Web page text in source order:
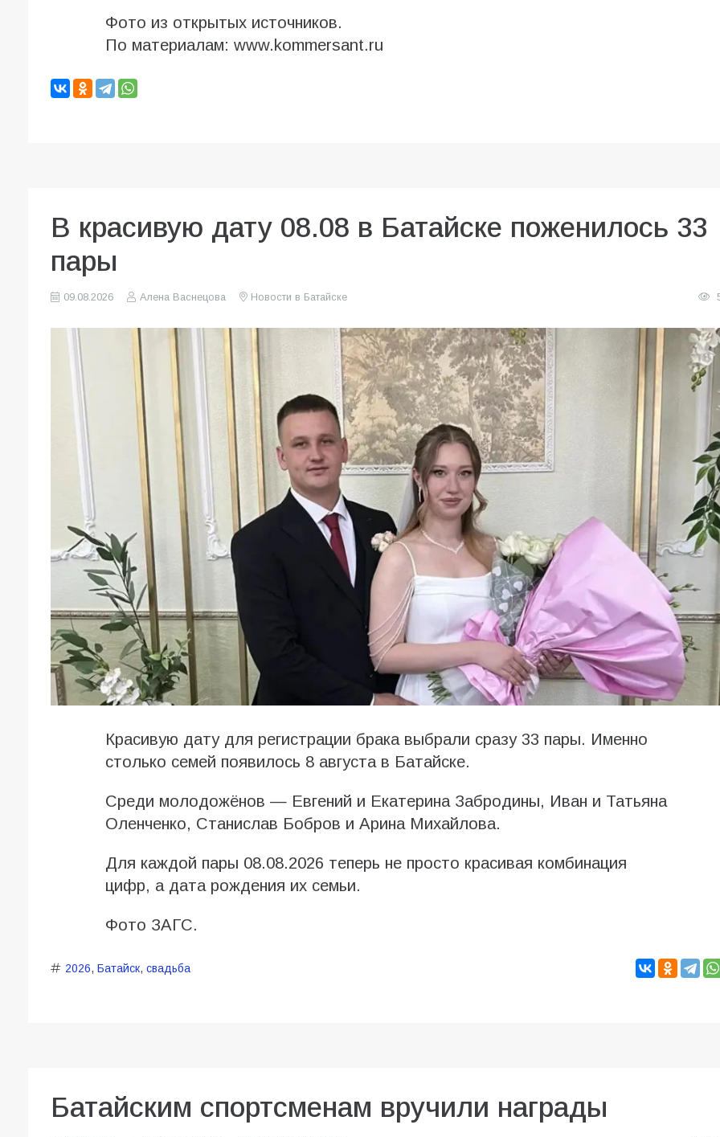
Фото из открытых источников.
По материалам: www.kommersant.ru
В красивую дату 08.08 в Батайске поженилось 33
пары
09.08.2026 Алена Васнецова Новости в Батайске
Красивую дату для регистрации брака выбрали сразу 33 пары. Именно
столько семей появилось 8 августа в Батайске.
Среди молодожёнов — Евгений и Екатерина Забродины, Иван и Татьяна
Оленченко, Станислав Бобров и Арина Михайлова.
Для каждой пары 08.08.2026 теперь не просто красивая комбинация
цифр, а дата рождения их семьи.
Фото ЗАГС.
2026, Батайск, свадьба
Батайским спортсменам вручили награды